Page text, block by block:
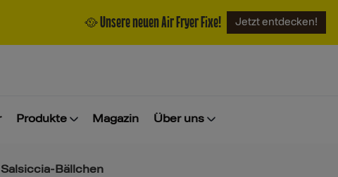
🥘 Unsere neuen Air Fryer Fixe! Jetzt entdecken!
Produkte Magazin Über uns
Bällchen